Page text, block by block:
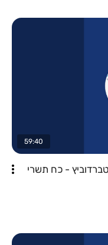
59:40
- כח תשרי